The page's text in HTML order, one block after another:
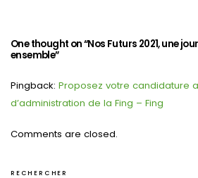
One thought on “Nos Futurs 2021, une
ensemble”
Pingback: Proposez votre candidature
d’administration de la Fing – Fing
Comments are closed.
RECHERCHER